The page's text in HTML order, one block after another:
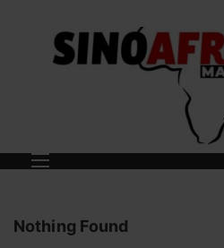
Nothing Found